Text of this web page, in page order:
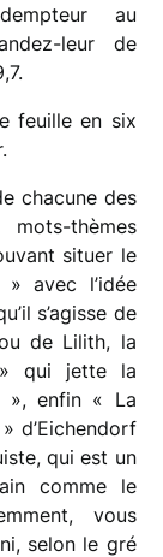
au
leur de
feuille en six
chacune des
mots-thèmes
situer le
avec l’idée
s’agisse de
de Lilith, la
qui jette la
», enfin « La
d’Eichendorf
qui est un
comme le
vous
selon le gré